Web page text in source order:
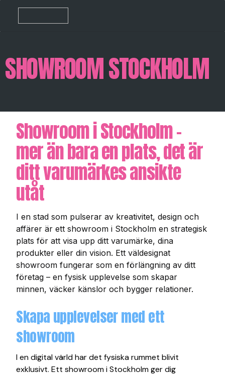
SHOWROOM STOCKHOLM
Showroom i Stockholm –
mer än bara en plats, det är
ditt varumärkes ansikte
utåt
I en stad som pulserar av kreativitet, design och
affärer är ett showroom i Stockholm en strategisk
plats för att visa upp ditt varumärke, dina
produkter eller din vision. Ett väldesignat
showroom fungerar som en förlängning av ditt
företag – en fysisk upplevelse som skapar
minnen, väcker känslor och bygger relationer.
Skapa upplevelser med ett
showroom
I en digital värld har det fysiska rummet blivit
exklusivt. Ett showroom i Stockholm ger dig